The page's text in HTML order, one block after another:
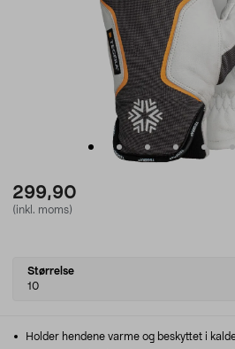
299,90
(inkl. moms)
Select
variant
Størrelse
10
Holder hendene varme og beskyttet i